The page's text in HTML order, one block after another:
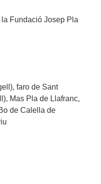
Fundació Josep Pla
faro de Sant
Mas Pla de Llafranc,
de Calella de